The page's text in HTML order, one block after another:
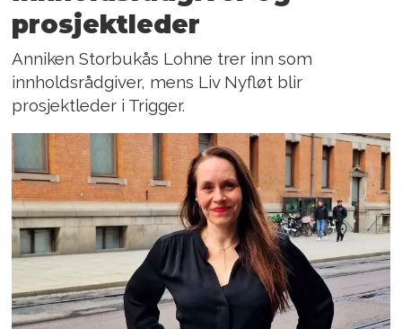
prosjektleder
Anniken Storbukås Lohne trer inn som
innholdsrådgiver, mens Liv Nyfløt blir
prosjektleder i Trigger.